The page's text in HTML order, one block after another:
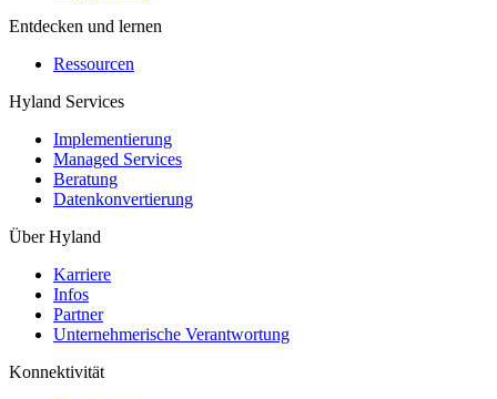
Entdecken und lernen
Ressourcen
Hyland Services
Implementierung
Managed Services
Beratung
Datenkonvertierung
Über Hyland
Karriere
Infos
Partner
Unternehmerische Verantwortung
Konnektivität